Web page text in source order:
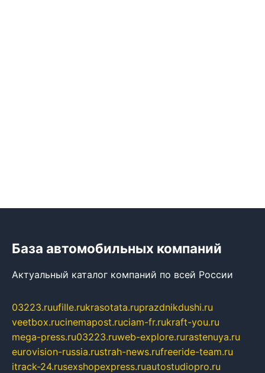
База автомобильных компаний
Актуальный каталог компаний по всей России
03223.ruufille.rukrasotata.ruprazdnikdushi.ru
veetbox.rucinemapost.ruciam-fr.rukraft-you.ru
mega-press.ru03223.ruweb-explore.rurastenuya.ru
eurovision-russia.rustrah-news.rufreeride-team.ru
itrack-24.rusexshopexpress.ruautostudiopro.ru